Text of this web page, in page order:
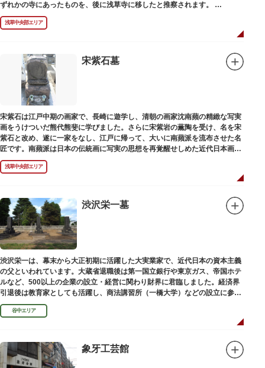
ずれかの寺にあったものを、後に浅草寺に移したと推察されます。
現在は、五重塔北側の絵馬堂内に保管されています。絵馬堂は通常非公開と
なっていますが、不定期で行われる「伝法院庭園拝観と絵馬展」が開催され
浅草中央部エリア
宋紫石墓
宋紫石は江戸中期の画家で、長崎に遊学し、清朝の画家沈南蘋の精緻な写実
画をうけついだ熊代熊斐に学びました。さらに宋紫岩の薫陶を受け、名を宋
紫石と改め、遂に一家をなし、江戸に帰って、大いに南蘋派を流布させた名
匠です。南蘋派は日本の伝統画に写実の思想を再覚醒せしめた近代日本画壇
の源流です。お墓は徳本寺（とくほんじ）境内にあります。
浅草中央部エリア
渋沢栄一墓
渋沢栄一は、幕末から大正初期に活躍した大実業家で、近代日本の資本主義
の父といわれています。大蔵省退職後は第一国立銀行や東京ガス、帝国ホテ
ルなど、500以上の企業の設立・経営に関わり財界に君臨しました。経済界
引退後は教育家としても活躍し、商法講習所（一橋大学）などの設立に参画
しました。お墓は谷中霊園にあります。
谷中エリア
象牙工芸館